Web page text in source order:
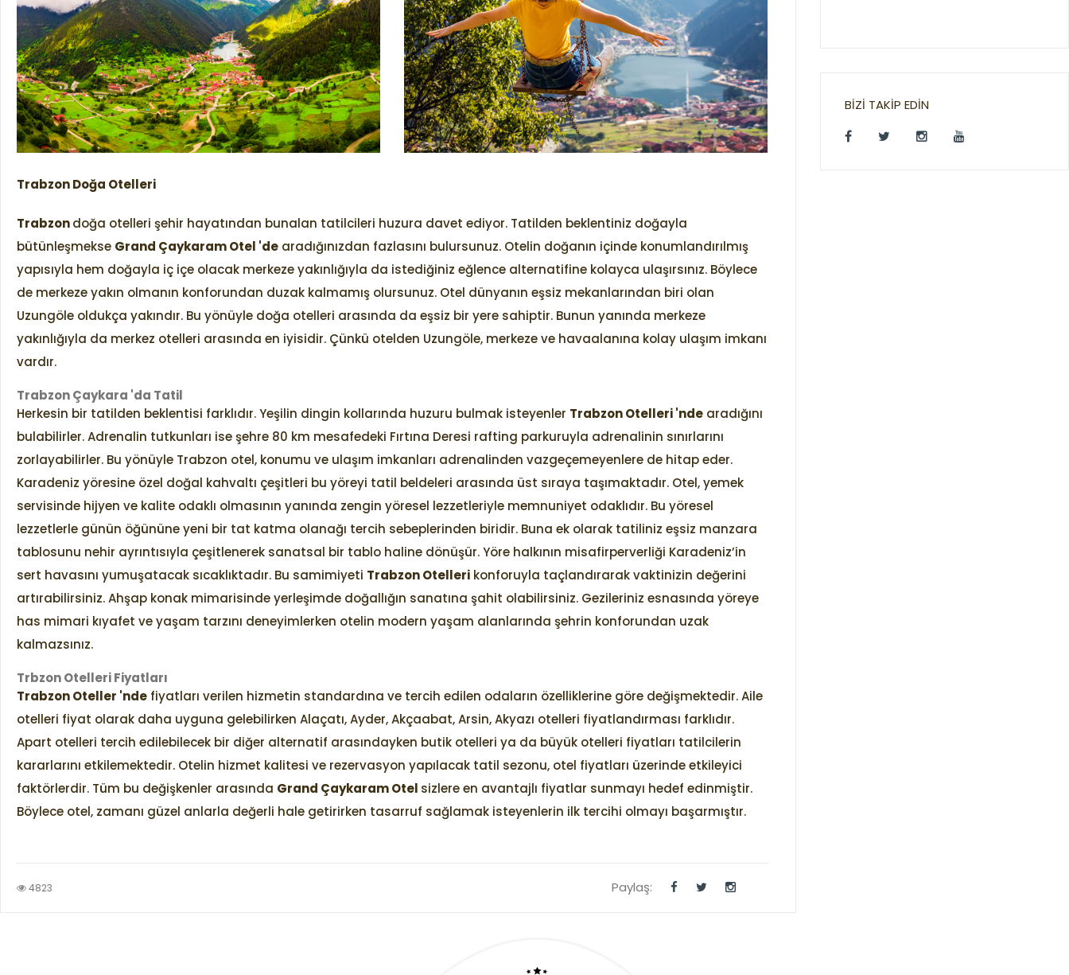
Trabzon Doğa Otelleri
Trabzondoğa otelleri şehir hayatından bunalan tatilcileri huzura davet ediyor. Tatilden beklentiniz doğayla
bütünleşmekse Grand Çaykaram Otel 'de aradığınızdan fazlasını bulursunuz. Otelin doğanın içinde konumlandırılmış
yapısıyla hem doğayla iç içe olacak merkeze yakınlığıyla da istediğiniz eğlence alternatifine kolayca ulaşırsınız. Böylece
de merkeze yakın olmanın konforundan duzak kalmamış olursunuz. Otel dünyanın eşsiz mekanlarından biri olan
Uzungöle oldukça yakındır. Bu yönüyle doğa otelleri arasında da eşsiz bir yere sahiptir. Bunun yanında merkeze
yakınlığıyla da merkez otelleri arasında en iyisidir. Çünkü otelden Uzungöle, merkeze ve havaalanına kolay ulaşım imkanı
vardır.
Trabzon Çaykara 'da Tatil
Herkesin bir tatilden beklentisi farklıdır. Yeşilin dingin kollarında huzuru bulmak isteyenler Trabzon Otelleri 'nde aradığını
bulabilirler. Adrenalin tutkunları ise şehre 80 km mesafedeki Fırtına Deresi rafting parkuruyla adrenalinin sınırlarını
zorlayabilirler. Bu yönüyle Trabzon otel, konumu ve ulaşım imkanları adrenalinden vazgeçemeyenlere de hitap eder.
Karadeniz yöresine özel doğal kahvaltı çeşitleri bu yöreyi tatil beldeleri arasında üst sıraya taşımaktadır. Otel, yemek
servisinde hijyen ve kalite odaklı olmasının yanında zengin yöresel lezzetleriyle memnuniyet odaklıdır. Bu yöresel
lezzetlerle günün öğününe yeni bir tat katma olanağı tercih sebeplerinden biridir. Buna ek olarak tatiliniz eşsiz manzara
tablosunu nehir ayrıntısıyla çeşitlenerek sanatsal bir tablo haline dönüşür. Yöre halkının misafirperverliği Karadeniz’in
sert havasını yumuşatacak sıcaklıktadır. Bu samimiyeti Trabzon Otelleri konforuyla taçlandırarak vaktinizin değerini
artırabilirsiniz. Ahşap konak mimarisinde yerleşimde doğallığın sanatına şahit olabilirsiniz. Gezileriniz esnasında yöreye
has mimari kıyafet ve yaşam tarzını deneyimlerken otelin modern yaşam alanlarında şehrin konforundan uzak
kalmazsınız.
Trbzon Otelleri Fiyatları
Trabzon Oteller 'nde fiyatları verilen hizmetin standardına ve tercih edilen odaların özelliklerine göre değişmektedir. Aile
otelleri fiyat olarak daha uyguna gelebilirken Alaçatı, Ayder, Akçaabat, Arsin, Akyazı otelleri fiyatlandırması farklıdır.
Apart otelleri tercih edilebilecek bir diğer alternatif arasındayken butik otelleri ya da büyük otelleri fiyatları tatilcilerin
kararlarını etkilemektedir. Otelin hizmet kalitesi ve rezervasyon yapılacak tatil sezonu, otel fiyatları üzerinde etkileyici
faktörlerdir. Tüm bu değişkenler arasında Grand Çaykaram Otel sizlere en avantajlı fiyatlar sunmayı hedef edinmiştir.
Böylece otel, zamanı güzel anlarla değerli hale getirirken tasarruf sağlamak isteyenlerin ilk tercihi olmayı başarmıştır.
4823 Paylaş:
BIZI TAKIP EDIN